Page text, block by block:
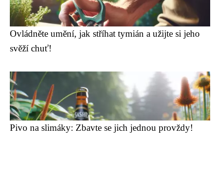
Ovládněte umění, jak stříhat tymián a užijte si jeho
svěží chuť!
Pivo na slimáky: Zbavte se jich jednou provždy!